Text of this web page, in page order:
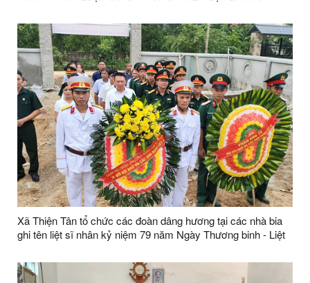
Xã Thiện Tân tổ chức các đoàn dâng hương tại các nhà bia
ghi tên liệt sĩ nhân kỷ niệm 79 năm Ngày Thương binh - Liệt